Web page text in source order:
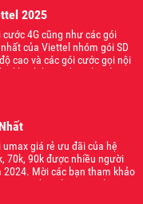
2025
4G cũng như các gói
của Viettel nhóm gói SD
cao và các gói cước gọi nội
khách hàng đăng ký sử
và lứa tuổi, giá cực mềm
giá rẻ ưu đãi của hệ
70k, 90k được nhiều người
Mời các bạn tham khảo
cước đang làm mưa làm gió